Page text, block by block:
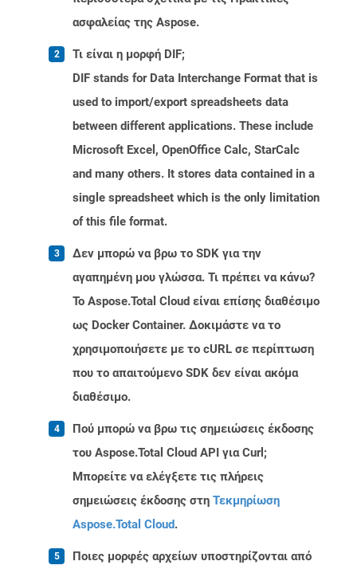
ασφαλείας της Aspose.
Τι είναι η μορφή DIF;
DIF stands for Data Interchange Format that is
used to import/export spreadsheets data
between different applications. These include
Microsoft Excel, OpenOffice Calc, StarCalc
and many others. It stores data contained in a
single spreadsheet which is the only limitation
of this file format.
Δεν μπορώ να βρω το SDK για την
αγαπημένη μου γλώσσα. Τι πρέπει να κάνω?
Το Aspose.Total Cloud είναι επίσης διαθέσιμο
ως Docker Container. Δοκιμάστε να το
χρησιμοποιήσετε με το cURL σε περίπτωση
που το απαιτούμενο SDK δεν είναι ακόμα
διαθέσιμο.
Πού μπορώ να βρω τις σημειώσεις έκδοσης
του Aspose.Total Cloud API για Curl;
Μπορείτε να ελέγξετε τις πλήρεις
σημειώσεις έκδοσης στη Τεκμηρίωση
Aspose.Total Cloud.
Ποιες μορφές αρχείων υποστηρίζονται από